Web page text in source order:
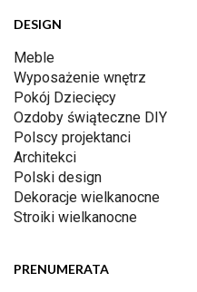
DESIGN
Meble
Wyposażenie wnętrz
Pokój Dziecięcy
Ozdoby świąteczne DIY
Polscy projektanci
Architekci
Polski design
Dekoracje wielkanocne
Stroiki wielkanocne
PRENUMERATA